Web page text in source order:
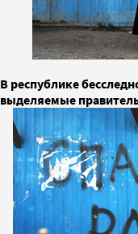
В республике
выделяемые